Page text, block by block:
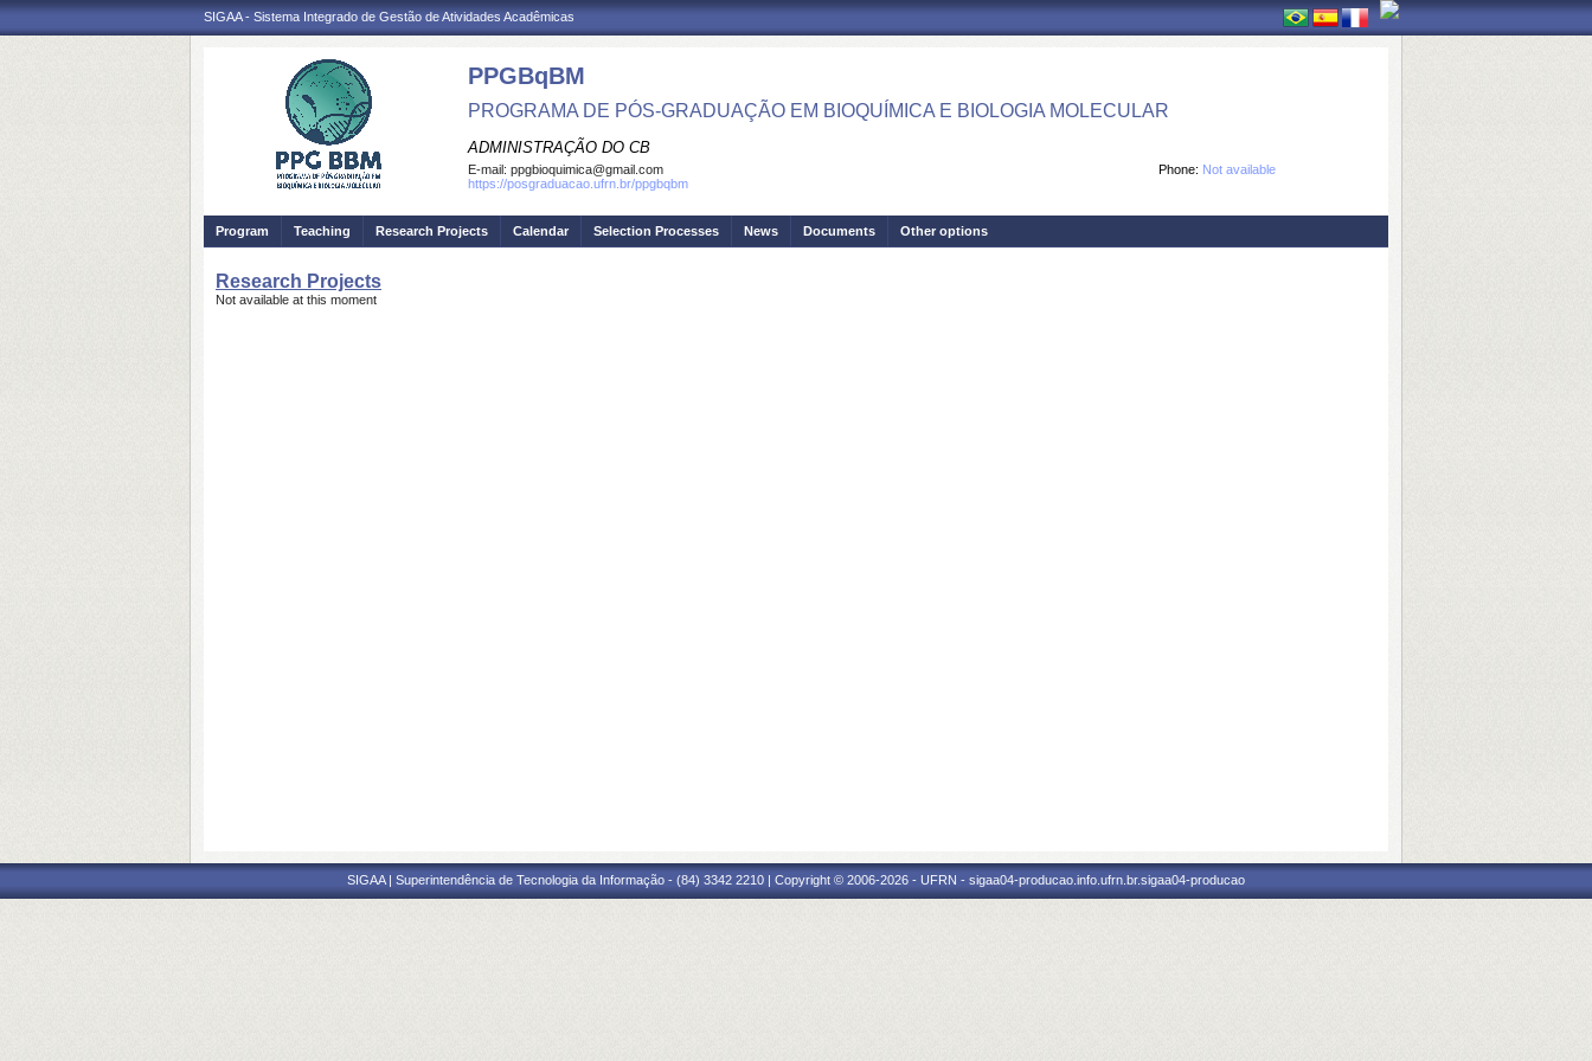
SIGAA - Sistema Integrado de Gestão de Atividades Acadêmicas
PPGBqBM
PROGRAMA DE PÓS-GRADUAÇÃO EM BIOQUÍMICA E BIOLOGIA MOLECULAR
ADMINISTRAÇÃO DO CB
Phone: Not available
E-mail: ppgbioquimica@gmail.com
https://posgraduacao.ufrn.br/ppgbqbm
Program Teaching Research Projects Calendar Selection Processes News Documents Other options
Research Projects
Not available at this moment
SIGAA | Superintendência de Tecnologia da Informação - (84) 3342 2210 | Copyright © 2006-2026 - UFRN - sigaa04-producao.info.ufrn.br.sigaa04-producao